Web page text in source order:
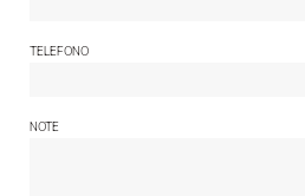
TELEFONO
NOTE